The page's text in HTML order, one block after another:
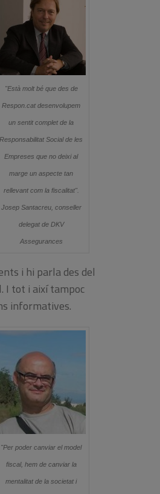
"Està molt bé que des de
Respon.cat desenvolupem
un sentit complet de la
Responsabilitat Social de les
Empreses que no deixi al
marge un aspecte tan
rellevant com la fiscalitat".
Josep Santacreu, conseller
delegat de DKV
Assegurances
i hi parla des del
I tot i així tampoc
informatives.
"Per poder canviar el model
fiscal, hem de canviar la
mentalitat de la societat i